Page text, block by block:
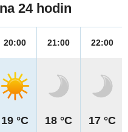
24 hodin
20:00
19 °C
21:00
18 °C
22:00
17 °C